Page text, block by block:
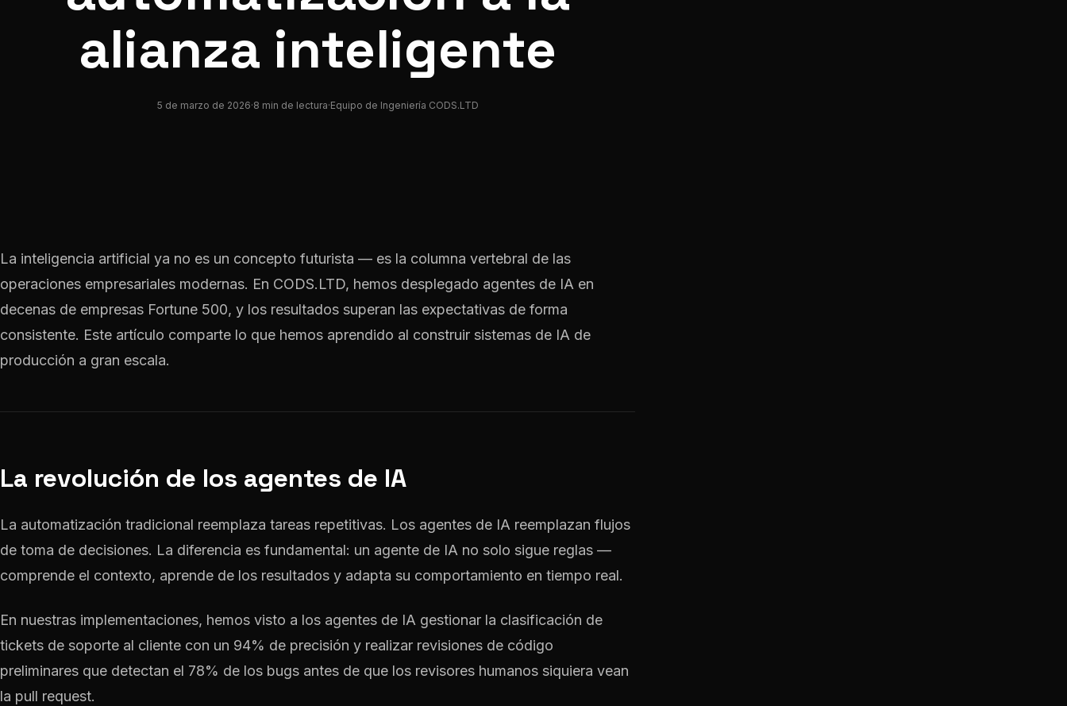
alianza inteligente
5 de marzo de 2026·8 min de lectura·Equipo de Ingeniería CODS.LTD
La inteligencia artificial ya no es un concepto futurista — es la columna vertebral de las
operaciones empresariales modernas. En CODS.LTD, hemos desplegado agentes de IA en
decenas de empresas Fortune 500, y los resultados superan las expectativas de forma
consistente. Este artículo comparte lo que hemos aprendido al construir sistemas de IA de
producción a gran escala.
La revolución de los agentes de IA
La automatización tradicional reemplaza tareas repetitivas. Los agentes de IA reemplazan flujos
de toma de decisiones. La diferencia es fundamental: un agente de IA no solo sigue reglas —
comprende el contexto, aprende de los resultados y adapta su comportamiento en tiempo real.
En nuestras implementaciones, hemos visto a los agentes de IA gestionar la clasificación de
tickets de soporte al cliente con un 94% de precisión y realizar revisiones de código
preliminares que detectan el 78% de los bugs antes de que los revisores humanos siquiera vean
la pull request.